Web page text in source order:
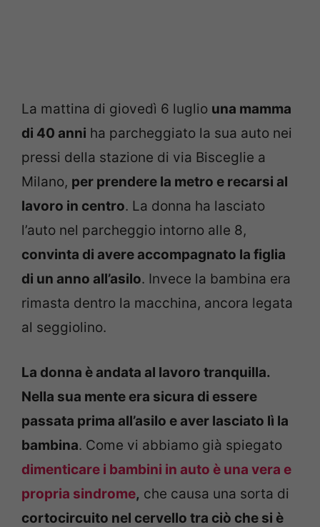
La mattina di giovedì 6 luglio una mamma
di 40 anni ha parcheggiato la sua auto nei
pressi della stazione di via Bisceglie a
Milano, per prendere la metro e recarsi al
lavoro in centro. La donna ha lasciato
l’auto nel parcheggio intorno alle 8,
convinta di avere accompagnato la figlia
di un anno all’asilo. Invece la bambina era
rimasta dentro la macchina, ancora legata
al seggiolino.
La donna è andata al lavoro tranquilla.
Nella sua mente era sicura di essere
passata prima all’asilo e aver lasciato lì la
bambina. Come vi abbiamo già spiegato
dimenticare i bambini in auto è una vera e
propria sindrome, che causa una sorta di
cortocircuito nel cervello tra ciò che si è